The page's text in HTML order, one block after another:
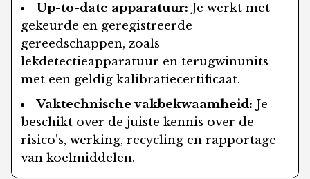
Up-to-date apparatuur: Je werkt met
gekeurde en geregistreerde
gereedschappen, zoals
lekdetectieapparatuur en terugwinunits
met een geldig kalibratiecertificaat.
Vaktechnische vakbekwaamheid: Je
beschikt over de juiste kennis over de
risico’s, werking, recycling en rapportage
van koelmiddelen.